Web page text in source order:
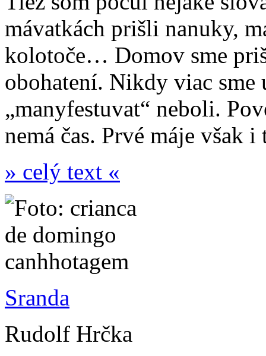
mávatkách prišli nanuky,
kolotoče… Domov sme
obohatení. Nikdy viac sme
„manyfestuvat“ neboli.
nemá čas. Prvé máje však
» celý text «
Sranda
Rudolf Hrčka